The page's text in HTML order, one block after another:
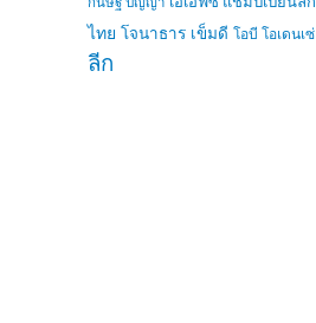
ไทย โจนาธาร เข็มดี โอบี โอเดนเซ่
ลีก